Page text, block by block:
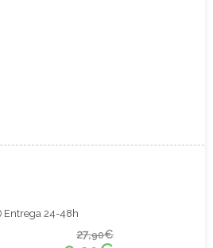
Entrega 24-48h
27,90€